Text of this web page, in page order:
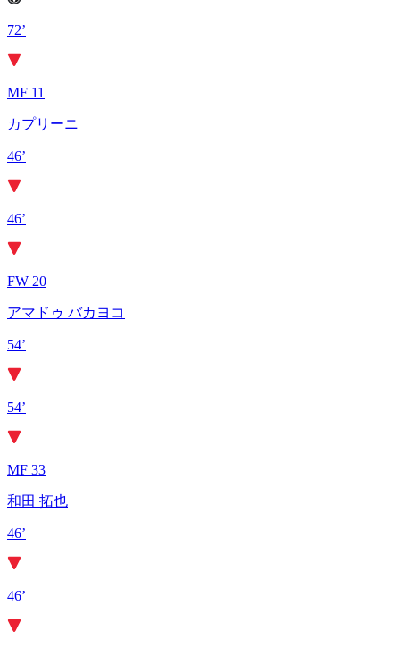
72’
MF 11
カプリーニ
46’
46’
FW 20
アマドゥ バカヨコ
54’
54’
MF 33
和田 拓也
46’
46’